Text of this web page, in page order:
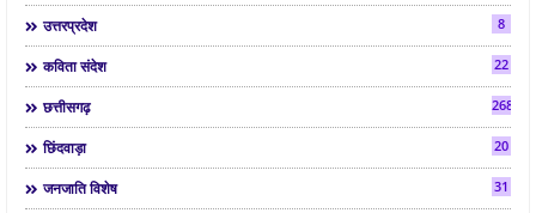
उत्तरप्रदेश 8
कविता संदेश 22
छत्तीसगढ़ 268
छिंदवाड़ा 20
जनजाति विशेष 31